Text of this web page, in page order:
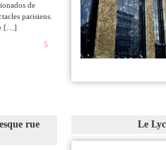
de
parisiens.
[…]
5
rue
Le